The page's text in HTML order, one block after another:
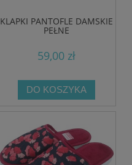
KLAPKI PANTOFLE DAMSKIE
PEŁNE
59,00 zł
DO KOSZYKA